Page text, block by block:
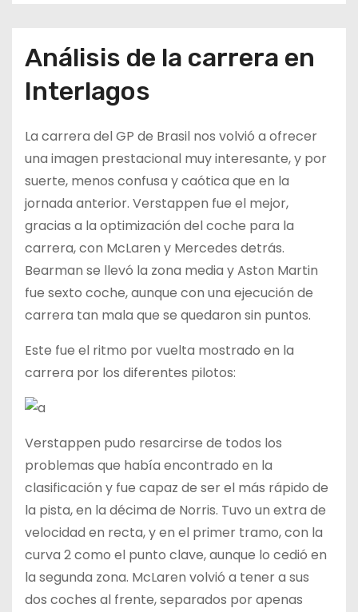
Análisis de la carrera en
Interlagos
La carrera del GP de Brasil nos volvió a ofrecer
una imagen prestacional muy interesante, y por
suerte, menos confusa y caótica que en la
jornada anterior. Verstappen fue el mejor,
gracias a la optimización del coche para la
carrera, con McLaren y Mercedes detrás.
Bearman se llevó la zona media y Aston Martin
fue sexto coche, aunque con una ejecución de
carrera tan mala que se quedaron sin puntos.
Este fue el ritmo por vuelta mostrado en la
carrera por los diferentes pilotos:
Verstappen pudo resarcirse de todos los
problemas que había encontrado en la
clasificación y fue capaz de ser el más rápido de
la pista, en la décima de Norris. Tuvo un extra de
velocidad en recta, y en el primer tramo, con la
curva 2 como el punto clave, aunque lo cedió en
la segunda zona. McLaren volvió a tener a sus
dos coches al frente, separados por apenas